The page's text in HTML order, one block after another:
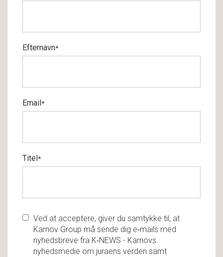
Efternavn*
Email*
Titel*
Ved at acceptere, giver du samtykke til, at
Karnov Group må sende dig e‑mails med
nyhedsbreve fra K‑NEWS - Karnovs
nyhedsmedie om juraens verden samt